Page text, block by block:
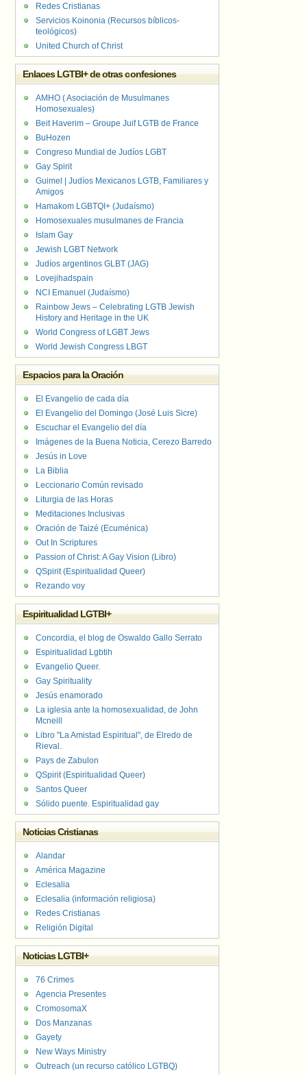
Redes Cristianas
Servicios Koinonia (Recursos bíblicos-
teológicos)
United Church of Christ
Enlaces LGTBI+ de otras confesiones
AMHO ( Asociación de Musulmanes
Homosexuales)
Beit Haverim – Groupe Juif LGTB de France
BuHozen
Congreso Mundial de Judíos LGBT
Gay Spirit
Guimel | Judíos Mexicanos LGTB, Familiares y
Amigos
Hamakom LGBTQI+ (Judaísmo)
Homosexuales musulmanes de Francia
Islam Gay
Jewish LGBT Network
Judíos argentinos GLBT (JAG)
Lovejihadspain
NCI Emanuel (Judaísmo)
Rainbow Jews – Celebrating LGTB Jewish
History and Heritage in the UK
World Congress of LGBT Jews
World Jewish Congress LBGT
Espacios para la Oración
El Evangelio de cada día
El Evangelio del Domingo (José Luis Sicre)
Escuchar el Evangelio del día
Imágenes de la Buena Noticia, Cerezo Barredo
Jesús in Love
La Biblia
Leccionario Común revisado
Liturgia de las Horas
Meditaciones Inclusivas
Oración de Taizé (Ecuménica)
Out In Scriptures
Passion of Christ: A Gay Vision (Libro)
QSpirit (Espiritualidad Queer)
Rezando voy
Espiritualidad LGTBI+
Concordia, el blog de Oswaldo Gallo Serrato
Espiritualidad Lgbtih
Evangelio Queer.
Gay Spirituality
Jesús enamorado
La iglesia ante la homosexualidad, de John
Mcneill
Libro "La Amistad Espiritual", de Elredo de
Rieval.
Pays de Zabulon
QSpirit (Espiritualidad Queer)
Santos Queer
Sólido puente. Espiritualidad gay
Noticias Cristianas
Alandar
América Magazine
Eclesalia
Eclesalia (información religiosa)
Redes Cristianas
Religión Digital
Noticias LGTBI+
76 Crimes
Agencia Presentes
CromosomaX
Dos Manzanas
Gayety
New Ways Ministry
Outreach (un recurso católico LGTBQ)